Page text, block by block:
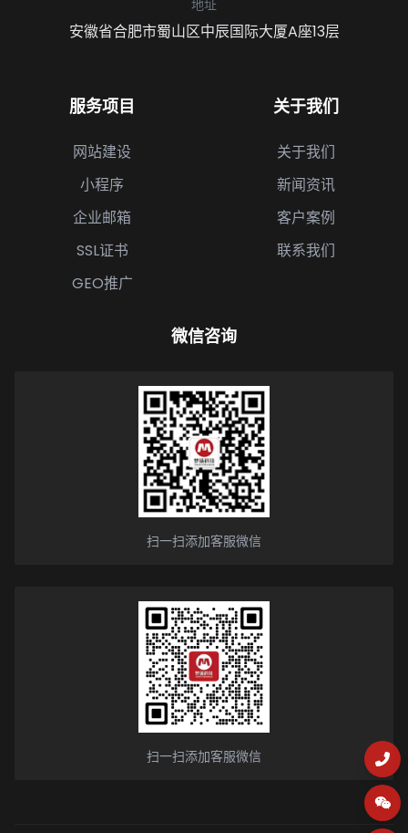
地址
安徽省合肥市蜀山区中辰国际大厦A座13层
服务项目
网站建设
小程序
企业邮箱
SSL证书
GEO推广
关于我们
关于我们
新闻资讯
客户案例
联系我们
微信咨询
扫一扫添加客服微信
扫一扫添加客服微信